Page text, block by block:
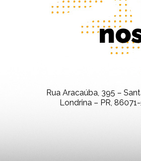
Rua Aracaúba, 395 –
Londrina – PR,